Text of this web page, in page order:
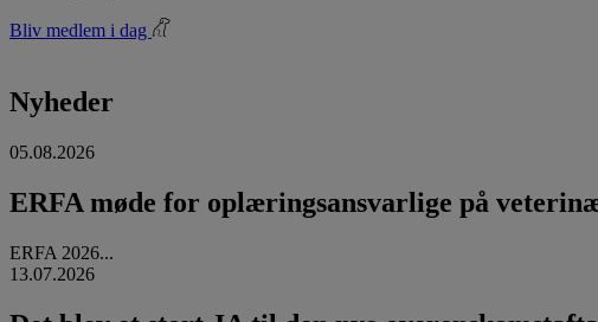
Bliv medlem i dag
Nyheder
05.08.2026
ERFA møde for oplæringsansvarlige på
ERFA 2026...
13.07.2026